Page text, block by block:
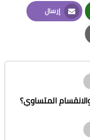
إرسال
Email
المتساوي؟